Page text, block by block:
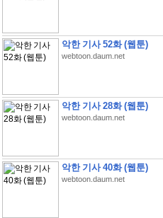
악한 기사 52화 (웹툰)
webtoon.daum.net
악한 기사 28화 (웹툰)
webtoon.daum.net
악한 기사 40화 (웹툰)
webtoon.daum.net